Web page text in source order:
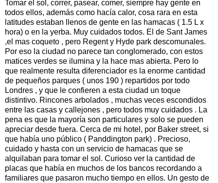
Tomar el sol, correr, pasear, comer, siempre hay gente en
todos ellos, además como hacía calor, cosa rara en esta
latitudes estaban llenos de gente en las hamacas ( 1.5 L x
hora) o en la yerba. Muy cuidados todos. El de Sant James
,el mas coqueto , pero Regent y Hyde park descomunales.
Por eso la ciudad no parece tan conglomerado, con estos
matices verdes se ilumina y la hace mas abierta. Pero lo
que realmente resulta diferenciador es la enorme cantidad
de pequeños parques ( unos 190 ) repartidos por todo
Londres , y que le confieren a esta ciudad un toque
distintivo. Rincones arbolados , muchas veces escondidos
entre las casas y callejones , pero todos muy cuidados . La
pena es que la mayoría son particulares y solo se pueden
apreciar desde fuera. Cerca de mi hotel, por Baker street, si
que había uno público ( Panddington park) . Precioso,
cuidado y hasta con un servicio de hamacas que se
alquilaban para tomar el sol. Curioso ver la cantidad de
placas que había en muchos de los bancos recordando a
familiares que pasaron mucho tiempo en ellos. Un gesto de